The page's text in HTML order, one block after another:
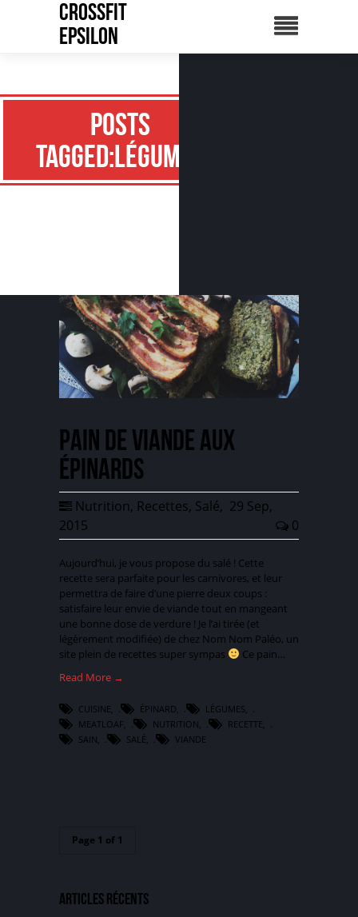
CrossFit
Epsilon
Posts
Tagged:légumes
Pain de viande aux
épinards
Nutrition, Recettes, Salé, 29 Sep,
2015
0
Aujourd’hui, je vous propose du salé ! Cette
recette sera parfaite pour les carnivores, et leur
permettra de faire d’une pierre deux coups :
satisfaire leur envie de viande tout en mangeant
une bonne dose de verdure ! Je l’ai tirée (et
légèrement modifiée) de chez Nom Nom Paléo, un
site plein de recettes super sympas
Ce pain…
Read More →
CUISINE ÉPINARD LÉGUMES
MEATLOAF
NUTRITION RECETTE
SAIN
SALÉ VIANDE
Page 1 of 1
Articles récents